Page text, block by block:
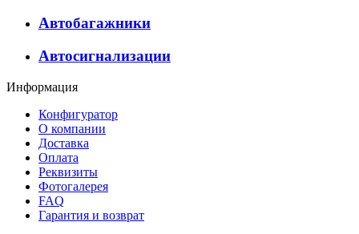
Автобагажники
Автосигнализации
Информация
Конфигуратор
О компании
Доставка
Оплата
Реквизиты
Фотогалерея
FAQ
Гарантия и возврат